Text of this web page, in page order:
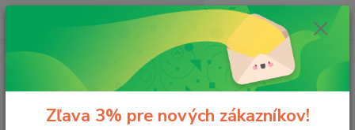
Hľadať
ks
za 0,00 EUR
Zľava 3% pre nových zákazníkov!